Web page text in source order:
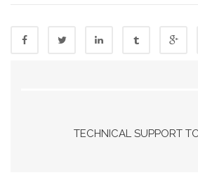
TECHNICAL SUPPORT